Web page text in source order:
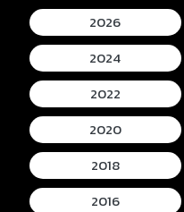
2026
2024
2022
2020
2018
2016